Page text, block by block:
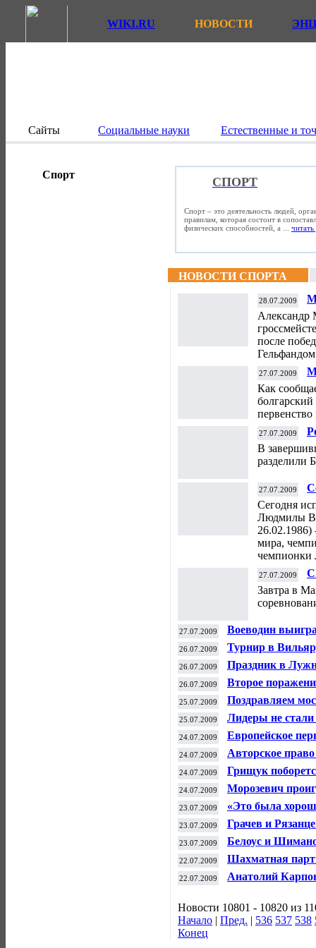
WIKI.RU НОВОСТИ
Сайты Социальные науки Естественные и
Спорт
СПОРТ
Спорт – это деятельность людей,
правилам, которая состоит в
физических способностей, а ... читать
НОВОСТИ СПОРТА
28.07.2009
Александр
после
27.07.2009
Как
27.07.2009
В
разделили
27.07.2009
Сегодня
Людмилы
мира,
чемпионки
27.07.2009
Завтра в
27.07.2009 Воеводин
26.07.2009 Турнир в
26.07.2009 Праздник в
26.07.2009 Второе
25.07.2009 Поздравляем
25.07.2009 Лидеры не
24.07.2009 Европейское
24.07.2009 Авторское
24.07.2009 Грищук
24.07.2009 Морозевич
23.07.2009 «Это была
23.07.2009 Грачев и
23.07.2009 Белоус и
22.07.2009 Шахматная
22.07.2009 Анатолий
Новости 10801 - 10820 из
Начало | Пред. | 536 537 538
Конец